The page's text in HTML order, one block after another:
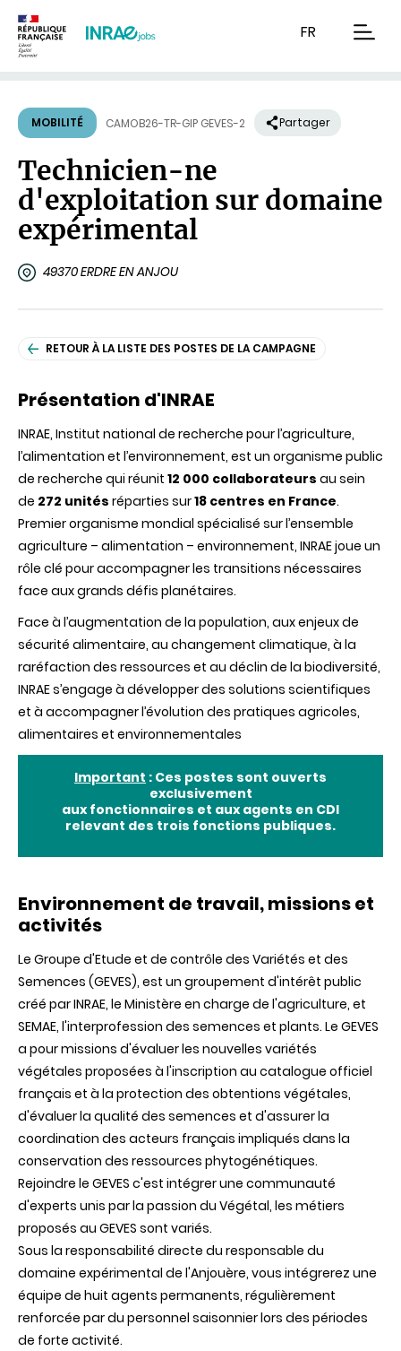
FR
MOBILITÉ CAMOB26-TR-GIP GEVES-2 Partager
Technicien-ne
d'exploitation sur domaine
expérimental
49370 ERDRE EN ANJOU
RETOUR À LA LISTE DES POSTES DE LA CAMPAGNE
Présentation d'INRAE
INRAE, Institut national de recherche pour l’agriculture,
l’alimentation et l’environnement, est un organisme public
de recherche qui réunit 12 000 collaborateurs au sein
de 272 unités réparties sur18 centres en France.
Premier organisme mondial spécialisé sur l’ensemble
agriculture – alimentation – environnement, INRAE joue un
rôle clé pour accompagner les transitions nécessaires
face aux grands défis planétaires.
Face à l’augmentation de la population, aux enjeux de
sécurité alimentaire, au changement climatique, à la
raréfaction des ressources et au déclin de la biodiversité,
INRAE s’engage à développer des solutions scientifiques
et à accompagner l’évolution des pratiques agricoles,
alimentaires et environnementales
Important : Ces postes sont ouverts
exclusivement
aux fonctionnaires et aux agents en CDI
relevant des trois fonctions publiques.
Environnement de travail, missions et
activités
Le Groupe d'Etude et de contrôle des Variétés et des
Semences (GEVES), est un groupement d'intérêt public
créé par INRAE, le Ministère en charge de l'agriculture, et
SEMAE, l'interprofession des semences et plants. Le GEVES
a pour missions d'évaluer les nouvelles variétés
végétales proposées à l'inscription au catalogue officiel
français et à la protection des obtentions végétales,
d'évaluer la qualité des semences et d'assurer la
coordination des acteurs français impliqués dans la
conservation des ressources phytogénétiques.
Rejoindre le GEVES c'est intégrer une communauté
d'experts unis par la passion du Végétal, les métiers
proposés au GEVES sont variés.
Sous la responsabilité directe du responsable du
domaine expérimental de l'Anjouère, vous intégrerez une
équipe de huit agents permanents, régulièrement
renforcée par du personnel saisonnier lors des périodes
de forte activité.